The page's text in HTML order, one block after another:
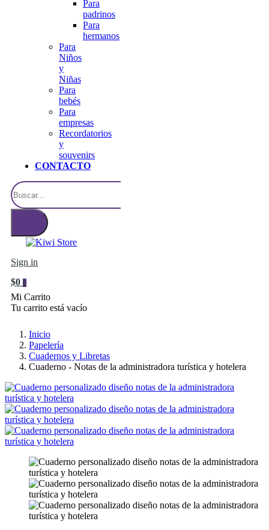
Para
padrinos
Para
hermanos
Para
Niños
y
Niñas
Para
bebés
Para
empresas
Recordatorios
y
souvenirs
CONTACTO
Sign in
$0 0
Mi Carrito
Tu carrito está vacío
Inicio
Papelería
Cuadernos y Libretas
Cuaderno - Notas de la administradora turística y hotelera